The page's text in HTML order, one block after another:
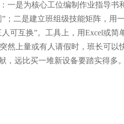
一是为核心工位编制作业指导
；二是建立班组级技能矩阵，用
可互换”。工具上，用Excel或
然上量或有人请假时，班长可
，远比买一堆新设备要踏实得多。